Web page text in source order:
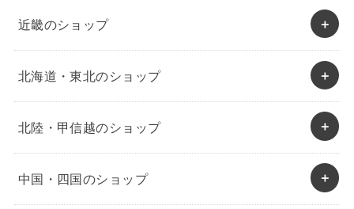
近畿のショップ
北海道・東北のショップ
北陸・甲信越のショップ
中国・四国のショップ